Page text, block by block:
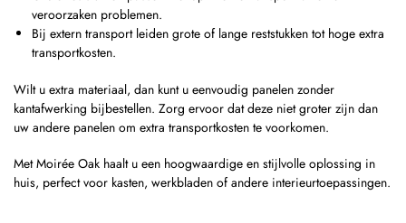
veroorzaken problemen.
Bij extern transport leiden grote of lange reststukken tot hoge extra
transportkosten.
Wilt u extra materiaal, dan kunt u eenvoudig panelen zonder
kantafwerking bijbestellen. Zorg ervoor dat deze niet groter zijn dan
uw andere panelen om extra transportkosten te voorkomen.
Met Moirée Oak haalt u een hoogwaardige en stijlvolle oplossing in
huis, perfect voor kasten, werkbladen of andere interieurtoepassingen.